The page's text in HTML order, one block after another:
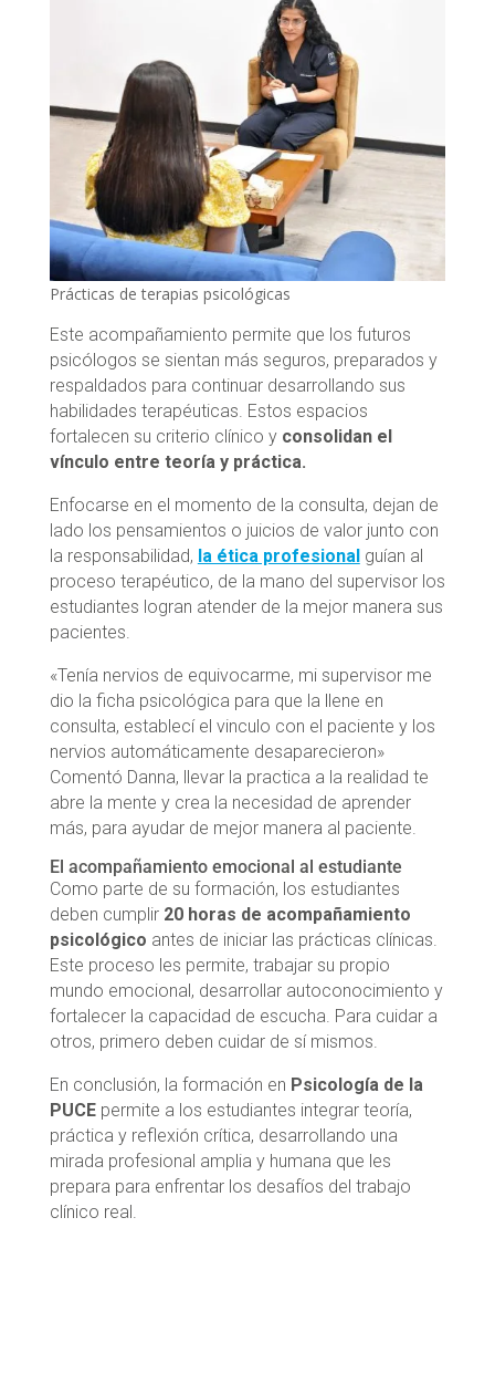
Prácticas de terapias psicológicas
Este acompañamiento permite que los futuros
psicólogos se sientan más seguros, preparados y
respaldados para continuar desarrollando sus
habilidades terapéuticas. Estos espacios
fortalecen su criterio clínico yconsolidan el
vínculo entre teoría y práctica.
Enfocarse en el momento de la consulta, dejan de
lado los pensamientos o juicios de valor junto con
la responsabilidad, la ética profesional guían al
proceso terapéutico, de la mano del supervisor los
estudiantes logran atender de la mejor manera sus
pacientes.
«Tenía nervios de equivocarme, mi supervisor me
dio la ficha psicológica para que la llene en
consulta, establecí el vinculo con el paciente y los
nervios automáticamente desaparecieron»
Comentó Danna, llevar la practica a la realidad te
abre la mente y crea la necesidad de aprender
más, para ayudar de mejor manera al paciente.
El acompañamiento emocional al estudiante
Como parte de su formación, los estudiantes
deben cumplir 20 horas de acompañamiento
psicológico antes de iniciar las prácticas clínicas.
Este proceso les permite, trabajar su propio
mundo emocional, desarrollar autoconocimiento y
fortalecer la capacidad de escucha. Para cuidar a
otros, primero deben cuidar de sí mismos.
En conclusión, la formación en Psicología de la
PUCEpermite a los estudiantes integrar teoría,
práctica y reflexión crítica, desarrollando una
mirada profesional amplia y humana que les
prepara para enfrentar los desafíos del trabajo
clínico real.